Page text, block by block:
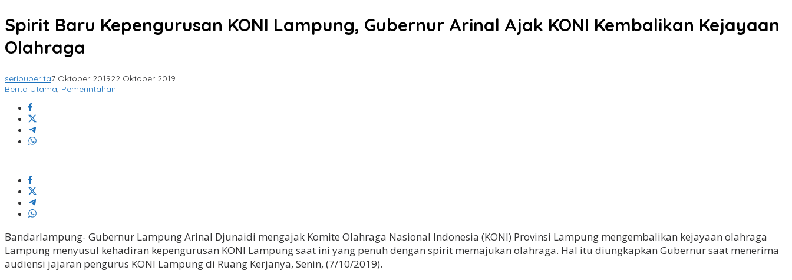
Spirit Baru Kepengurusan KONI Lampung, Gubernur Arinal Ajak KONI Kembalikan Kejayaan
Olahraga
seribuberita7 Oktober 201922 Oktober 2019
Berita Utama, Pemerintahan
Bandarlampung- Gubernur Lampung Arinal Djunaidi mengajak Komite Olahraga Nasional Indonesia (KONI) Provinsi Lampung mengembalikan kejayaan olahraga
Lampung menyusul kehadiran kepengurusan KONI Lampung saat ini yang penuh dengan spirit memajukan olahraga. Hal itu diungkapkan Gubernur saat menerima
audiensi jajaran pengurus KONI Lampung di Ruang Kerjanya, Senin, (7/10/2019).